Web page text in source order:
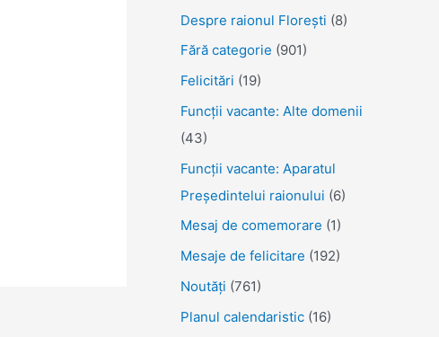
Despre raionul Floreşti (8)
Fără categorie (901)
Felicitări (19)
Funcţii vacante: Alte domenii
(43)
Funcții vacante: Aparatul
Președintelui raionului (6)
Mesaj de comemorare (1)
Mesaje de felicitare (192)
Noutăţi (761)
Planul calendaristic (16)